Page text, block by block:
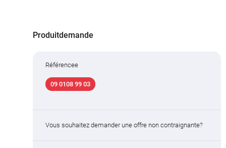
Produitdemande
Référencee
09 0108 99 03
Vous souhaitez demander une offre non contraignante?